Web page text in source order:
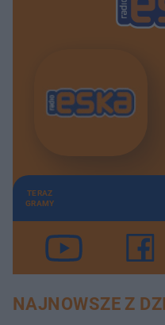
TERAZ
GRAMY
NAJNOWSZE Z